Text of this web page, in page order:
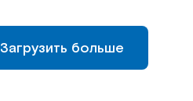
Загрузить больше